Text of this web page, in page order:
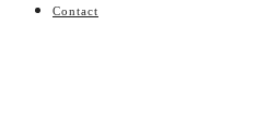
Contact